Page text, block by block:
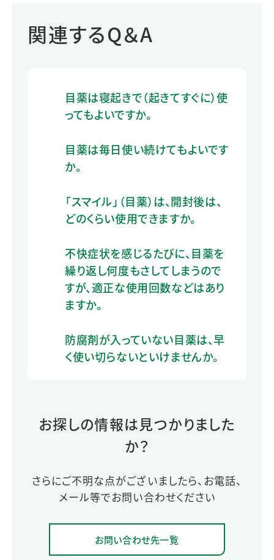
関連するQ＆A
目薬は寝起きで（起きてすぐに）使
ってもよいですか。
目薬は毎日使い続けてもよいです
か。
「スマイル」（目薬）は、開封後は、
どのくらい使用できますか。
不快症状を感じるたびに、目薬を
繰り返し何度もさしてしまうので
すが、適正な使用回数などはあり
ますか。
防腐剤が入っていない目薬は、早
く使い切らないといけませんか。
お探しの情報は見つかりました
か？
さらにご不明な点がございましたら、お電話、
メール等でお問い合わせください
お問い合わせ先一覧